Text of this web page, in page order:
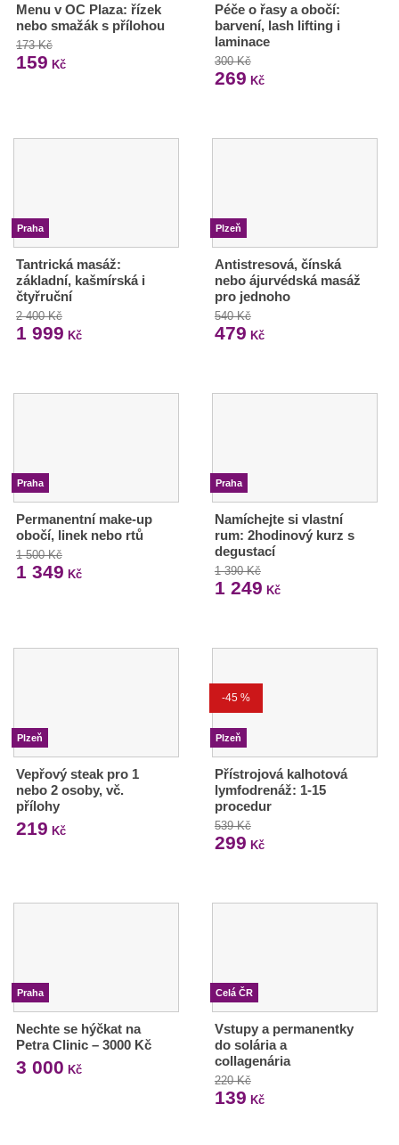
Menu v OC Plaza: řízek
nebo smažák s přílohou
173 Kč
159 Kč
Péče o řasy a obočí:
barvení, lash lifting i
laminace
300 Kč
269 Kč
Praha
Tantrická masáž:
základní, kašmírská i
čtyřruční
2 400 Kč
1 999 Kč
Plzeň
Antistresová, čínská
nebo ájurvédská masáž
pro jednoho
540 Kč
479 Kč
Praha
Permanentní make-up
obočí, linek nebo rtů
1 500 Kč
1 349 Kč
Praha
Namíchejte si vlastní
rum: 2hodinový kurz s
degustací
1 390 Kč
1 249 Kč
Plzeň
Vepřový steak pro 1
nebo 2 osoby, vč.
přílohy
219 Kč
-45 %
Plzeň
Přístrojová kalhotová
lymfodrenáž: 1-15
procedur
539 Kč
299 Kč
Praha
Nechte se hýčkat na
Petra Clinic – 3000 Kč
3 000 Kč
Celá ČR
Vstupy a permanentky
do solária a
collagenária
220 Kč
139 Kč